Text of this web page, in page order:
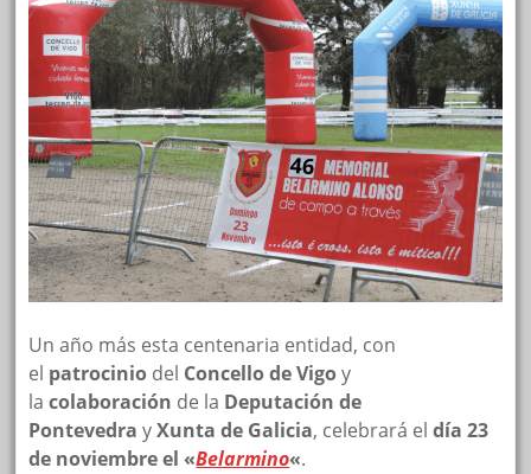
Un año más esta centenaria entidad, con
el patrocinio del Concello de Vigoy
lacolaboración de la Deputación de
Pontevedra yXunta de Galicia, celebrará eldía 23
de noviembre el «Belarmino«.